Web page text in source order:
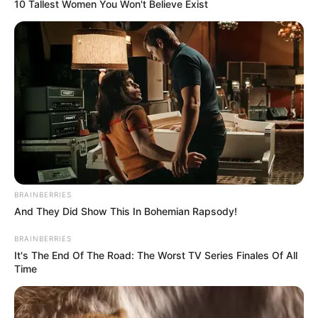
Daftar isi
Ha Joon memulai karirnya sebagai seorang aktor teater. Ia dikenal
dengan perannya yang baik dalam teater yang berjudulFantasy
(2012).
Setelah itu, ia mencoba terjun ke dunia hiburan dengan tampil di
sebuah drama. Ia debut dengan drama yang berjudulWho Are
Youpada tahun 2013.
10 Tallest Women You Won't Believe Exist
BRAINBERRIES
And They Did Show This In Bohemian Rapsody!
BRAINBERRIES
It's The End Of The Road: The Worst TV Series Finales Of All
Time